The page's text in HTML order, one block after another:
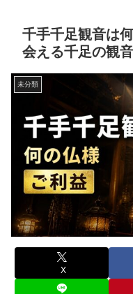
千手千足観音は
会える千足の観
未分類
X